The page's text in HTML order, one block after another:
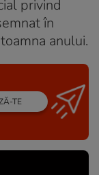
privind
în
anului.
TE